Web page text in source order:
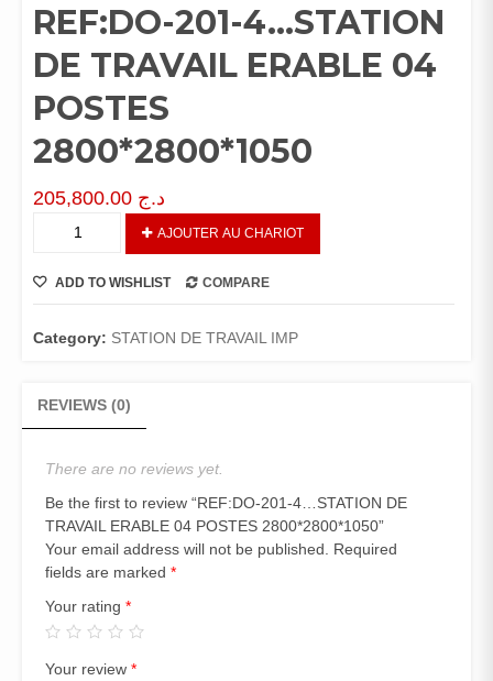
REF:DO-201-4…STATION
DE TRAVAIL ERABLE 04
POSTES
2800*2800*1050
د.ج
DE
ERABLE
2800*2800*1050
quantity
AJOUTER AU CHARIOT
ADD TO WISHLIST COMPARE
Category: STATION DE TRAVAIL IMP
REVIEWS (0)
There are no reviews yet.
Be the first to review “REF:DO-201-4…STATION DE
TRAVAIL ERABLE 04 POSTES 2800*2800*1050”
Your email address will not be published.
Required
fields are marked *
Your rating *
Your review *